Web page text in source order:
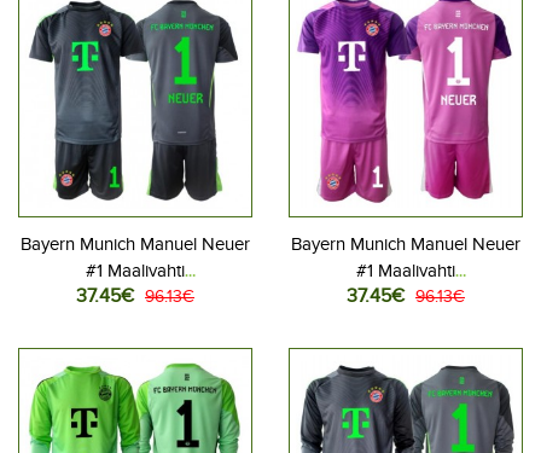
housut)
Bayern Munich Manuel Neuer
#1 Maalivahti
Jalkapallovaatteet Lasten
Lyhythihainen (+ Lyhyet
housut)
37.45€ 96.13€
Bayern Munich Manuel Neuer
#1 Maalivahti
Jalkapallovaatteet Lasten
Lyhythihainen (+ Lyhyet
housut)
37.45€ 96.13€